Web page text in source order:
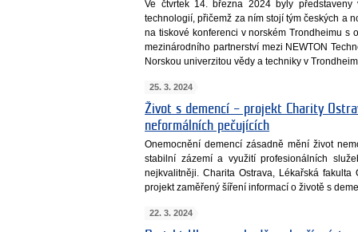
Ve čtvrtek 14. března 2024 byly
technologií, přičemž za ním stojí tým českých a
na tiskové konferenci v norském Trondheimu
mezinárodního partnerství mezi NEWTON
Norskou univerzitou vědy a techniky v
25. 3. 2024
Život s demencí – projekt Charity
neformálních pečujících
Onemocnění demencí zásadně mění život
stabilní zázemí a využití profesionálních
nejkvalitněji. Charita Ostrava, Lékařská
projekt zaměřený šíření informací o životě s
22. 3. 2024